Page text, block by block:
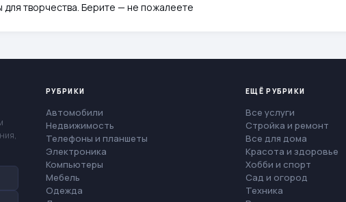
для творчества. Берите — не пожалеете
РУБРИКИ
Автомобили
Недвижимость
Телефоны и планшеты
Электроника
Компьютеры
Мебель
Одежда
ЕЩЁ РУБРИКИ
Все услуги
Стройка и ремонт
Все для дома
Красота и здоровье
Хобби и спорт
Сад и огород
Техника